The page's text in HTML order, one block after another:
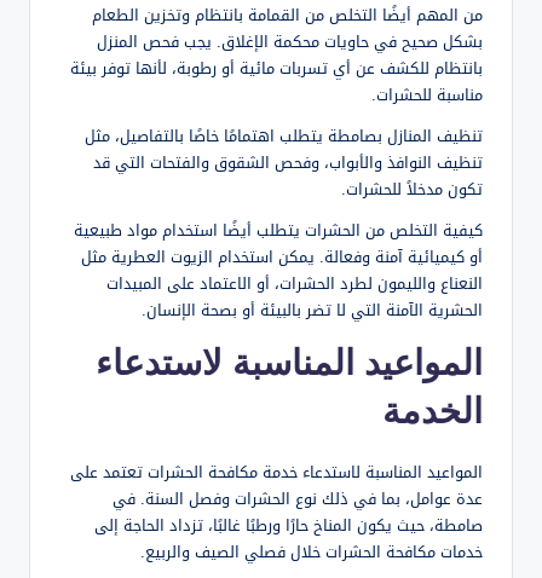
من المهم أيضًا التخلص من القمامة بانتظام وتخزين الطعام
بشكل صحيح في حاويات محكمة الإغلاق. يجب فحص المنزل
بانتظام للكشف عن أي تسربات مائية أو رطوبة، لأنها توفر بيئة
مناسبة للحشرات.
تنظيف المنازل بصامطة يتطلب اهتمامًا خاصًا بالتفاصيل، مثل
تنظيف النوافذ والأبواب، وفحص الشقوق والفتحات التي قد
تكون مدخلاً للحشرات.
كيفية التخلص من الحشرات يتطلب أيضًا استخدام مواد طبيعية
أو كيميائية آمنة وفعالة. يمكن استخدام الزيوت العطرية مثل
النعناع والليمون لطرد الحشرات، أو الاعتماد على المبيدات
الحشرية الآمنة التي لا تضر بالبيئة أو بصحة الإنسان.
المواعيد المناسبة لاستدعاء
الخدمة
المواعيد المناسبة لاستدعاء خدمة مكافحة الحشرات تعتمد على
عدة عوامل، بما في ذلك نوع الحشرات وفصل السنة. في
صامطة، حيث يكون المناخ حارًا ورطبًا غالبًا، تزداد الحاجة إلى
خدمات مكافحة الحشرات خلال فصلي الصيف والربيع.